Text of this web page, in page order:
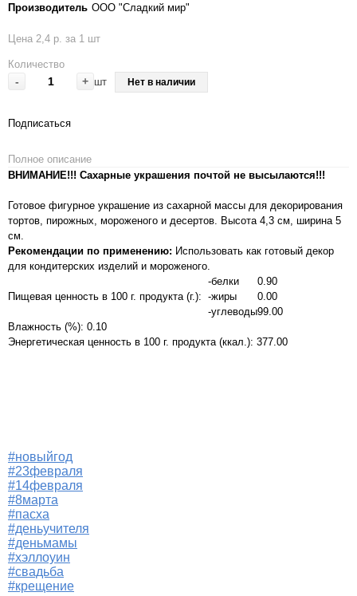
Производитель ООО "Сладкий мир"
Цена 2,4 р. за 1 шт
Количество
- + шт Нет в наличии
Подписаться
Полное описание
ВНИМАНИЕ!!! Сахарные украшения почтой не высылаются!!!
Готовое фигурное украшение из сахарной массы для декорирования
тортов, пирожных, мороженого и десертов. Высота 4,3 см, ширина 5
см.
Рекомендации по применению: Использовать как готовый декор
для кондитерских изделий и мороженого.
Пищевая ценность в 100 г. продукта (г.):
-белки
0.90
-жиры
0.00
-углеводы99.00
Влажность (%): 0.10
Энергетическая ценность в 100 г. продукта (ккал.): 377.00
#новыйгод
#23февраля
#14февраля
#8марта
#пасха
#деньучителя
#деньмамы
#хэллоуин
#свадьба
#крещение